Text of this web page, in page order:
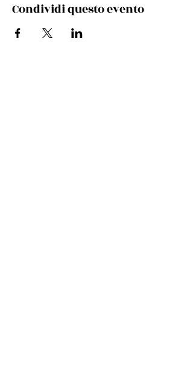
Condividi questo evento